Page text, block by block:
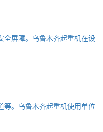
全屏障。乌鲁木齐起重机在设
等。乌鲁木齐起重机使用单位